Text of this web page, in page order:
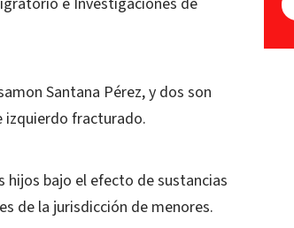
Santana Pérez, y dos son
izquierdo fracturado.
hijos bajo el efecto de sustancias
de la jurisdicción de menores.